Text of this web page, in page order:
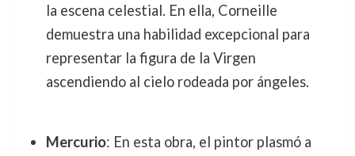
la escena celestial. En ella, Corneille
demuestra una habilidad excepcional para
representar la figura de la Virgen
ascendiendo al cielo rodeada por ángeles.
Mercurio: En esta obra, el pintor plasmó a